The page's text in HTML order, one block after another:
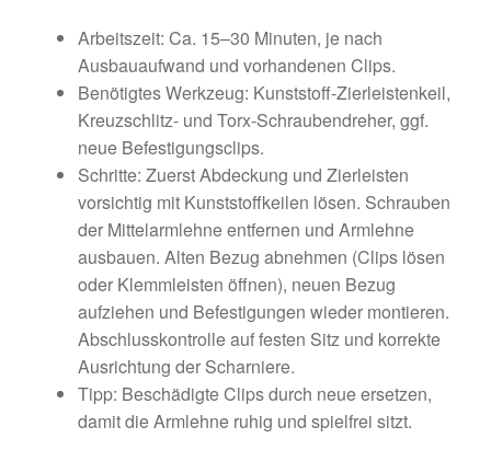
Arbeitszeit: Ca. 15–30 Minuten, je nach
Ausbauaufwand und vorhandenen Clips.
Benötigtes Werkzeug: Kunststoff-Zierleistenkeil,
Kreuzschlitz- und Torx-Schraubendreher, ggf.
neue Befestigungsclips.
Schritte: Zuerst Abdeckung und Zierleisten
vorsichtig mit Kunststoffkeilen lösen. Schrauben
der Mittelarmlehne entfernen und Armlehne
ausbauen. Alten Bezug abnehmen (Clips lösen
oder Klemmleisten öffnen), neuen Bezug
aufziehen und Befestigungen wieder montieren.
Abschlusskontrolle auf festen Sitz und korrekte
Ausrichtung der Scharniere.
Tipp: Beschädigte Clips durch neue ersetzen,
damit die Armlehne ruhig und spielfrei sitzt.